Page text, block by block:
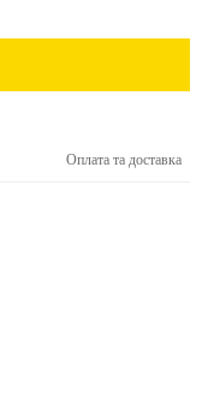
Оплата та доставка